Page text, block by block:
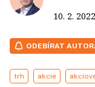
10. 2. 2022
ODEBÍRAT
trh akcie